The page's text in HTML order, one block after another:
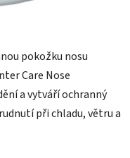
pokožku nosu
Care Nose
a vytváří ochranný
při chladu, větru a